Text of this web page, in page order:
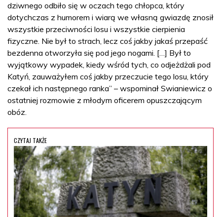
dziwnego odbiło się w oczach tego chłopca, który
dotychczas z humorem i wiarą we własną gwiazdę znosił
wszystkie przeciwności losu i wszystkie cierpienia
fizyczne. Nie był to strach, lecz coś jakby jakaś przepaść
bezdenna otworzyła się pod jego nogami. […] Był to
wyjątkowy wypadek, kiedy wśród tych, co odjeżdżali pod
Katyń, zauważyłem coś jakby przeczucie tego losu, który
czekał ich następnego ranka” – wspominał Swianiewicz o
ostatniej rozmowie z młodym oficerem opuszczającym
obóz.
CZYTAJ TAKŻE